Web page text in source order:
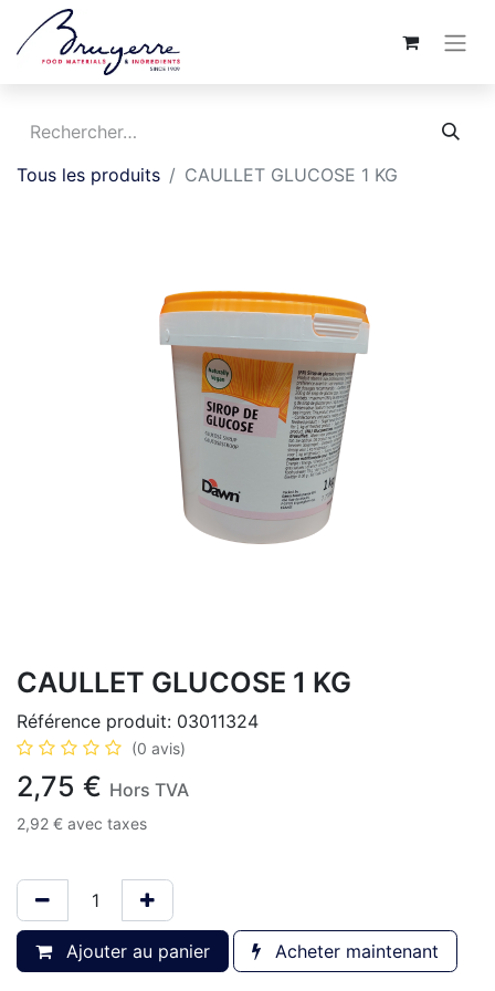
Tous les produits CAULLET GLUCOSE 1 KG
CAULLET GLUCOSE 1 KG
Référence produit: 03011324
(0 avis)
2,75 € Hors TVA
2,92 € avec taxes
Ajouter au panier Acheter maintenant